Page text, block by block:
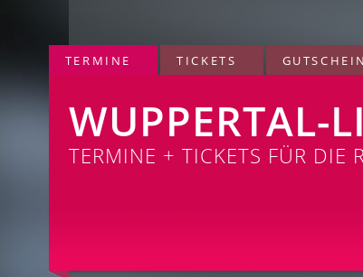
TERMINE TICKETS
WUPPERTAL-
TERMINE + TICKETS FÜR DIE